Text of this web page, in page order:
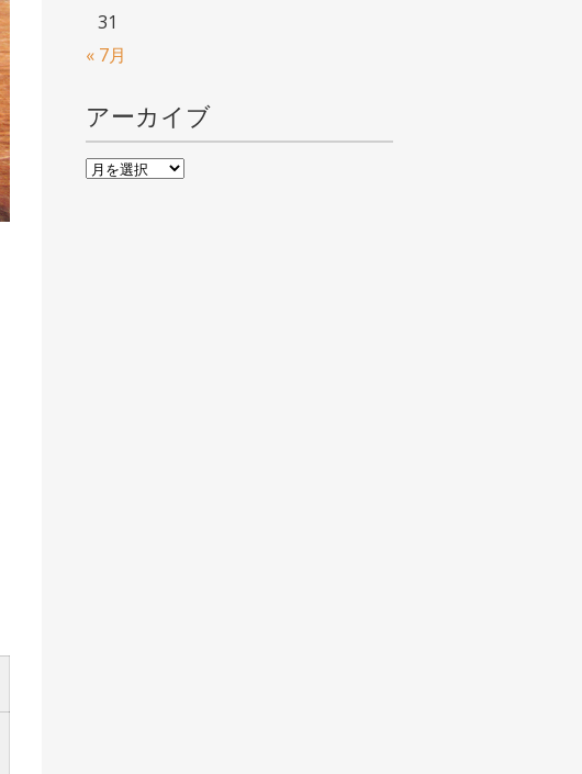
31
« 7月
アーカイブ
ア